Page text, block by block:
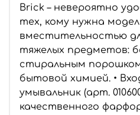
Brick – невероятно
тех, кому нужна
вместительностью
тяжелых предметов:
стиральным
бытовой химией. •
умывальник (арт.
качественного